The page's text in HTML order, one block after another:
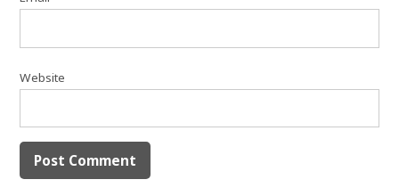
Website